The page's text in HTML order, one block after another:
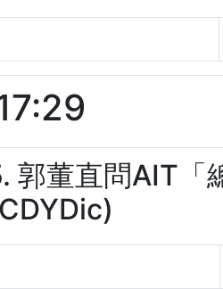
郭董直問AIT「